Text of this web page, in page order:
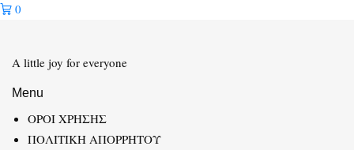
0
A little joy for everyone
Menu
ΟΡΟΙ ΧΡΗΣΗΣ
ΠΟΛΙΤΙΚΗ ΑΠΟΡΡΗΤΟΥ